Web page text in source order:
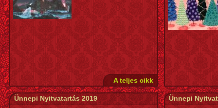
A teljes cikk
Ünnepi Nyitvatartás 2019 Ünnepi